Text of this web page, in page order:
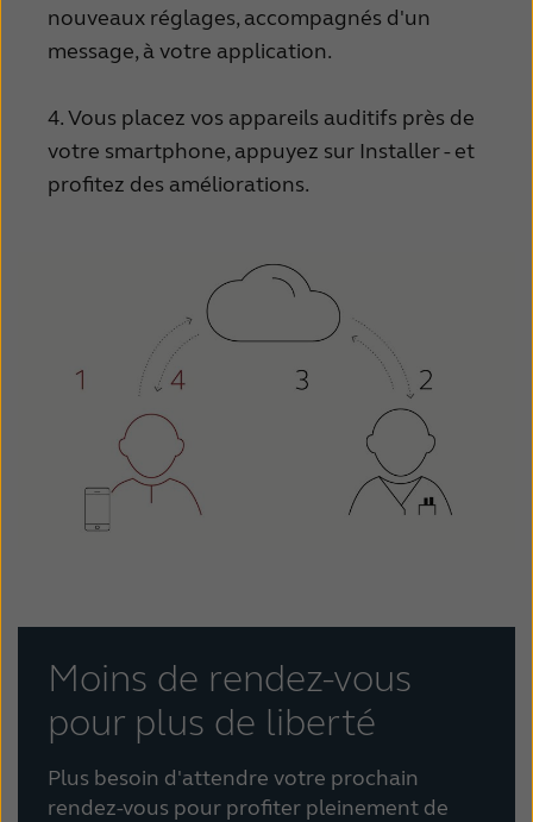
nouveaux réglages, accompagnés d'un
message, à votre application.
4. Vous placez vos appareils auditifs près de
votre smartphone, appuyez sur Installer - et
profitez des améliorations.
Moins de rendez-vous
pour plus de liberté
Plus besoin d'attendre votre prochain
rendez-vous pour profiter pleinement de